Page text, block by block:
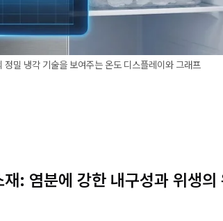
정밀 냉각 기술을 보여주는 온도 디스플레이와 그래프
: 염분에 강한 내구성과 위생의